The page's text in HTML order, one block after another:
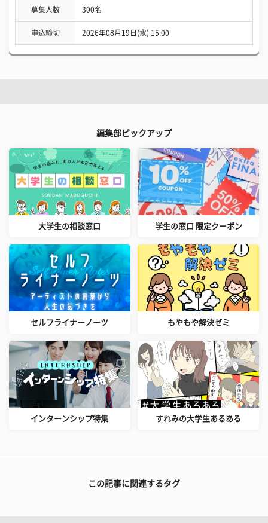
募集人数 300名
申込締切 2026年08月19日(水) 15:00
編集部ピックアップ
大学生の相談窓口 学生の窓口 限定クーポン
セルフライナーノーツ もやもや解決ゼミ
インターンシップ特集 すれみの大学生あるある
この記事に関連するタグ